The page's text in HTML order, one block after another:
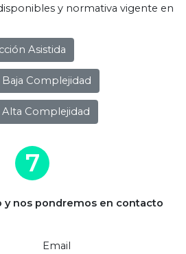
y normativa vigente en
Asistida
Complejidad
Complejidad
7
y nos pondremos en contacto
Email